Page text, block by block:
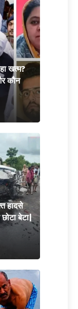
खत्म?
कौन
हादसे
बेटा|